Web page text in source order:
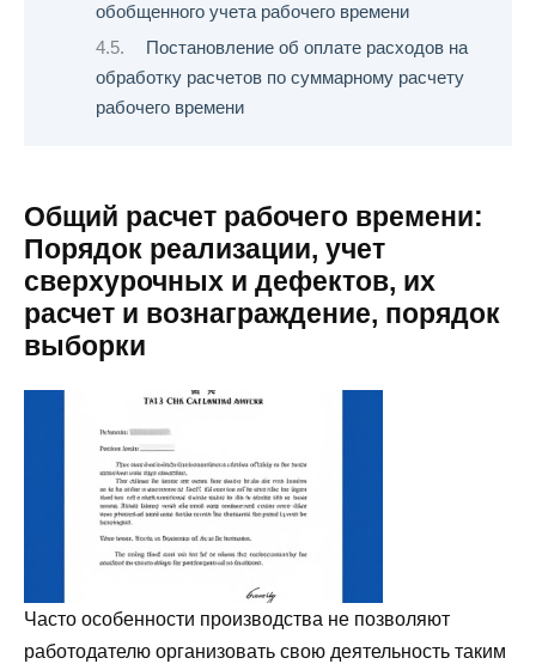
обобщенного учета рабочего времени
Постановление об оплате расходов на
обработку расчетов по суммарному расчету
рабочего времени
Общий расчет рабочего времени:
Порядок реализации, учет
сверхурочных и дефектов, их
расчет и вознаграждение, порядок
выборки
Часто особенности производства не позволяют
работодателю организовать свою деятельность таким